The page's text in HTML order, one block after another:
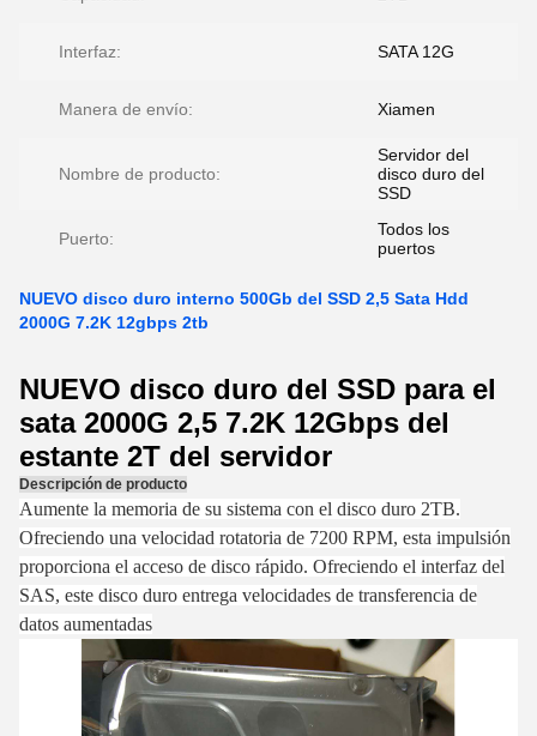
Interfaz: SATA 12G
Manera de envío: Xiamen
Nombre de producto:
Servidor del
disco duro del
SSD
Puerto:
Todos los
puertos
NUEVO disco duro interno 500Gb del SSD 2,5 Sata Hdd
2000G 7.2K 12gbps 2tb
NUEVO disco duro del SSD para el
sata 2000G 2,5 7.2K 12Gbps del
estante 2T del servidor
Descripción de producto
Aumente la memoria de su sistema con el disco duro 2TB.
Ofreciendo una velocidad rotatoria de 7200 RPM, esta impulsión
proporciona el acceso de disco rápido. Ofreciendo el interfaz del
SAS, este disco duro entrega velocidades de transferencia de
datos aumentadas